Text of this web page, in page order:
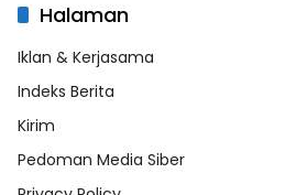
Halaman
Iklan & Kerjasama
Indeks Berita
Kirim
Pedoman Media Siber